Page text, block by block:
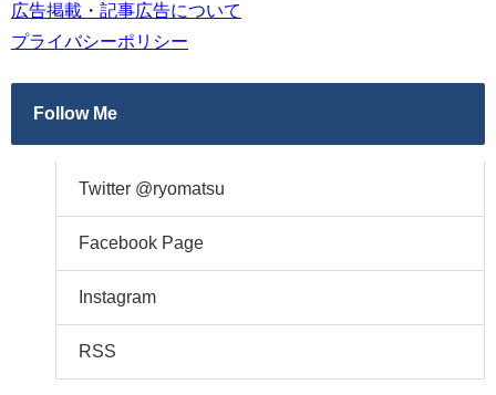
広告掲載・記事広告について
プライバシーポリシー
Follow Me
Twitter @ryomatsu
Facebook Page
Instagram
RSS